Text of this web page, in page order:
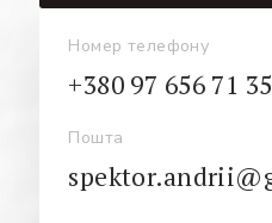
Номер телефону
+380 97 656 71 35
Пошта